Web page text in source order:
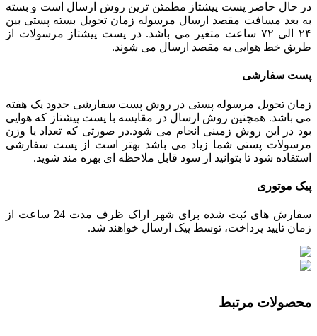
در حال حاضر پست پیشتاز مطمئن ترین روش ارسال است و بسته
به بعد مسافت مقصد ارسال مرسوله زمان تحویل بسته پستی بین
۲۴ الی ۷۲ ساعت متغیر می باشد. در پست پیشتاز مرسولات از
طریق خط هوایی به مقصد ارسال می شوند.
پست سفارشی
زمان تحویل مرسوله پستی در روش پست سفارشی حدود یک هفته
می باشد. همچنین روش ارسال در مقایسه با پست پیشتاز که هوایی
بود در این روش زمینی انجام می شود.در صورتی که تعداد یا وزن
مرسولات پستی شما زیاد می باشد بهتر است از پست سفارشی
استفاده شود تا بتوانید از سود قابل ملاحظه ای بهره مند شوید.
پیک موتوری
سفارش های ثبت شده برای شهر اراک ظرف مدت 24 ساعت از
زمان تایید پرداخت، توسط پیک ارسال خواهند شد.
محصولات مرتبط